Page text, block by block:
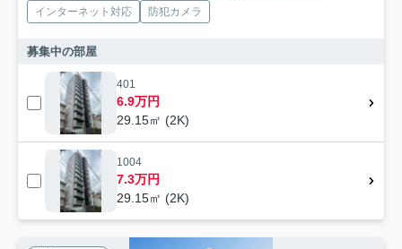
インターネット対応
防犯カメラ
募集中の部屋
401
6.9万円
29.15㎡ (2K)
1004
7.3万円
29.15㎡ (2K)